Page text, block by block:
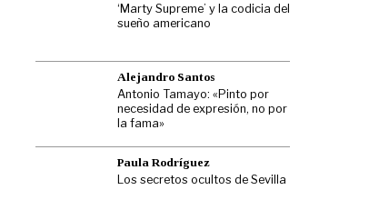
‘Marty Supreme’ y la codicia del
sueño americano
Alejandro Santos
Antonio Tamayo: «Pinto por
necesidad de expresión, no por
la fama»
Paula Rodríguez
Los secretos ocultos de Sevilla